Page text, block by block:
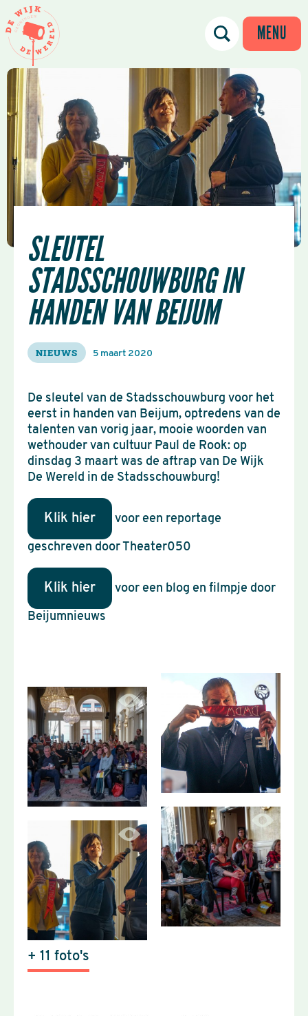
MENU
SLEUTEL
STADSSCHOUWBURG IN
HANDEN VAN BEIJUM
NIEUWS 5 maart 2020
De sleutel van de Stadsschouwburg voor het
eerst in handen van Beijum, optredens van de
talenten van vorig jaar, mooie woorden van
wethouder van cultuur Paul de Rook: op
dinsdag 3 maart was de aftrap van De Wijk
De Wereld in de Stadsschouwburg!
Klik hier voor een reportage
geschreven door Theater050
Klik hier voor een blog en filmpje door
Beijumnieuws
+ 11 foto's